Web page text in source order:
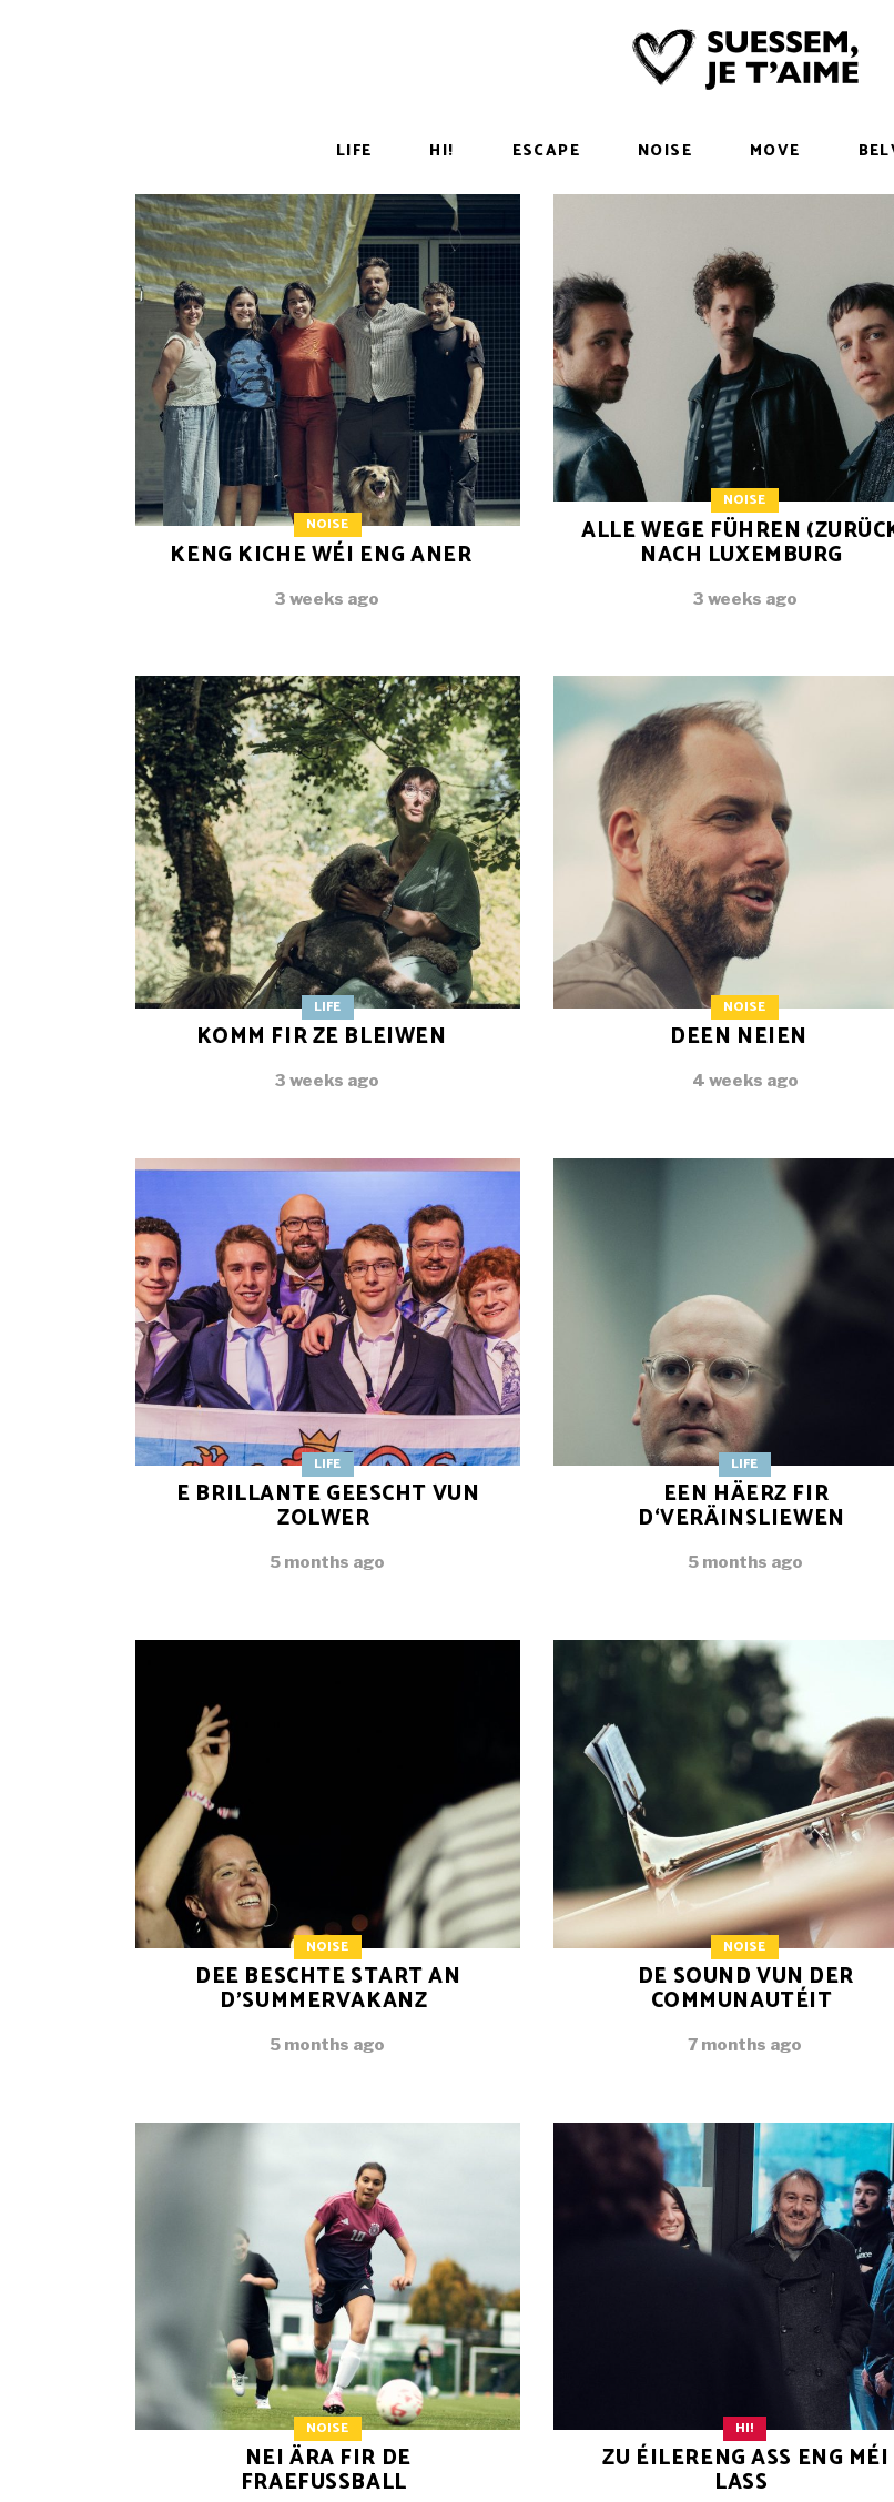
LIFE HI! ESCAPE NOISE MOVE
NOISE
KENG KICHE WÉI ENG ANER
3 weeks ago
NOISE
ALLE WEGE FÜHREN
NACH LUXEMBURG
3 weeks ago
LIFE
KOMM FIR ZE BLEIWEN
3 weeks ago
NOISE
DEEN NEIEN
4 weeks ago
LIFE
E BRILLANTE GEESCHT VUN
ZOLWER
5 months ago
LIFE
EEN HÄERZ FIR
D‘VERÄINSLIEWEN
5 months ago
NOISE
DEE BESCHTE START AN
D’SUMMERVAKANZ
5 months ago
NOISE
DE SOUND VUN DER
COMMUNAUTÉIT
7 months ago
NOISE
NEI ÄRA FIR DE
FRAEFUSSBALL
HI!
ZU ÉILERENG ASS ENG MÉI
LASS